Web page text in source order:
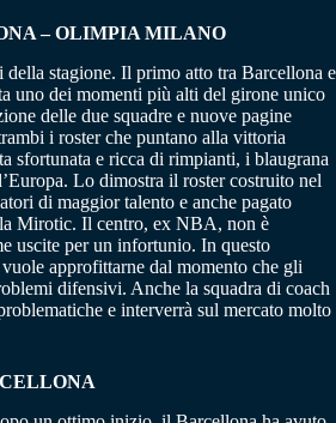
– OLIMPIA MILANO
stagione. Il primo atto tra Barcellona e
uno dei momenti più alti del girone unico
delle due squadre e nuove pagine
i roster che puntano alla vittoria
sfortunata e ricca di rimpianti, i blaugrana
Lo dimostra il roster costruito nel
di maggior talento e anche pagato
Mirotic. Il centro, ex NBA, non è
uscite per un infortunio. In questo
approfittarne dal momento che gli
difensivi. Anche la squadra di coach
e interverrà sul mercato molto